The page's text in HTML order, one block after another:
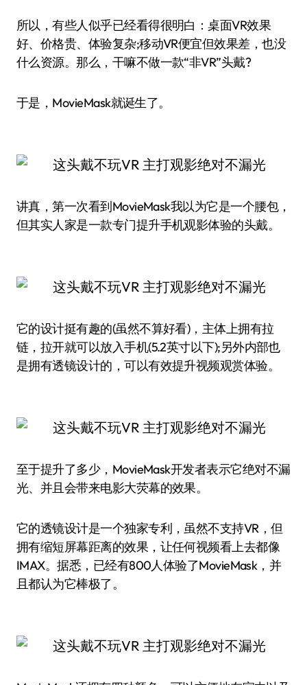
所以，有些人似乎已经看得很明白：桌面VR效果
好、价格贵、体验复杂;移动VR便宜但效果差，也没
什么资源。那么，干嘛不做一款“非VR”头戴?
于是，MovieMask就诞生了。
讲真，第一次看到MovieMask我以为它是一个腰包，
但其实人家是一款专门提升手机观影体验的头戴。
它的设计挺有趣的(虽然不算好看)，主体上拥有拉
链，拉开就可以放入手机(5.2英寸以下);另外内部也
是拥有透镜设计的，可以有效提升视频观赏体验。
至于提升了多少，MovieMask开发者表示它绝对不漏
光、并且会带来电影大荧幕的效果。
它的透镜设计是一个独家专利，虽然不支持VR，但
拥有缩短屏幕距离的效果，让任何视频看上去都像
IMAX。据悉，已经有800人体验了MovieMask，并
且都认为它棒极了。